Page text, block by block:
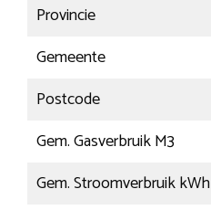
Provincie
Gemeente
Postcode
Gem. Gasverbruik M3
Gem. Stroomverbruik kWh